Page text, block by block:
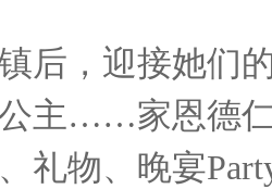
，迎接她们的
主……家恩德
礼物、晚宴